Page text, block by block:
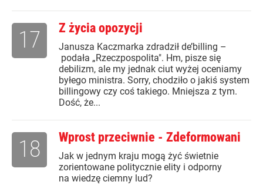
Z życia opozycji
Janusza Kaczmarka zdradził de’billing –
podała „Rzeczpospolita". Hm, pisze się
debilizm, ale my jednak ciut wyżej oceniamy
byłego ministra. Sorry, chodziło o jakiś system
billingowy czy coś takiego. Mniejsza z tym.
Dość, że...
17
Wprost przeciwnie - Zdeformowani
Jak w jednym kraju mogą żyć świetnie
zorientowane politycznie elity i odporny
na wiedzę ciemny lud?
18